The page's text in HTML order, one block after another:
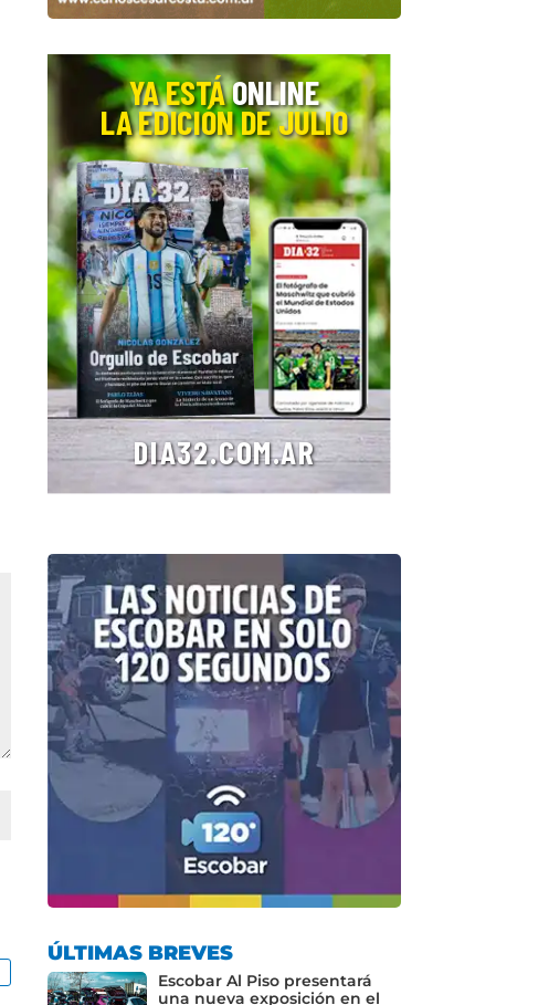
ÚLTIMAS BREVES
Escobar Al Piso presentará
una nueva exposición en el